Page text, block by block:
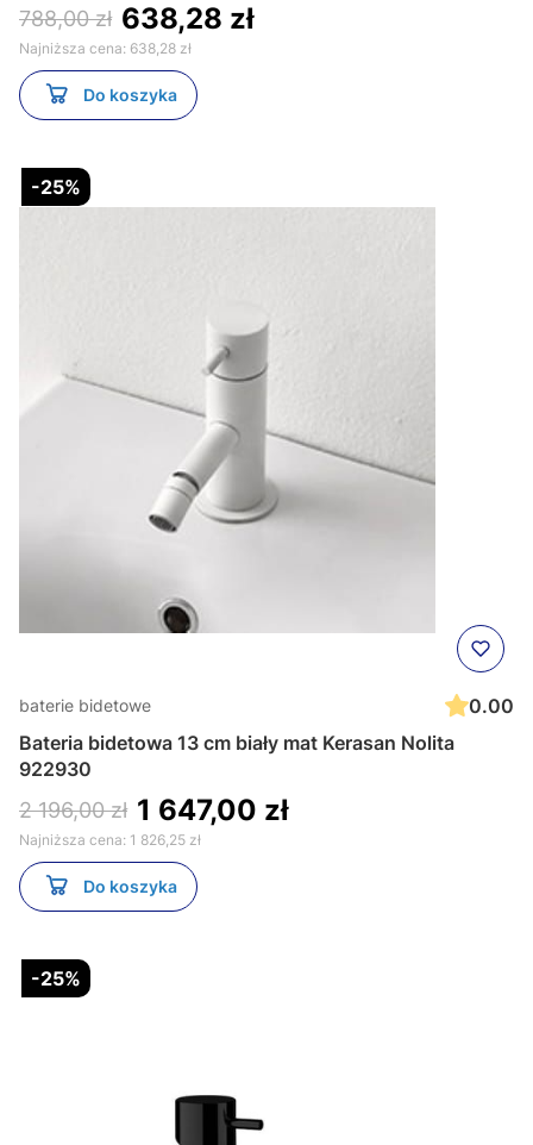
788,00 zł 638,28 zł
Najniższa cena: 638,28 zł
Do koszyka
-25%
baterie bidetowe
0.00
Bateria bidetowa 13 cm biały mat Kerasan Nolita
922930
2 196,00 zł 1 647,00 zł
Najniższa cena: 1 826,25 zł
Do koszyka
-25%